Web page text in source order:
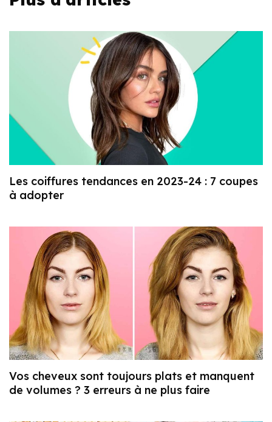
Les coiffures tendances en 2023-24 : 7 coupes
à adopter
Vos cheveux sont toujours plats et manquent
de volumes ? 3 erreurs à ne plus faire